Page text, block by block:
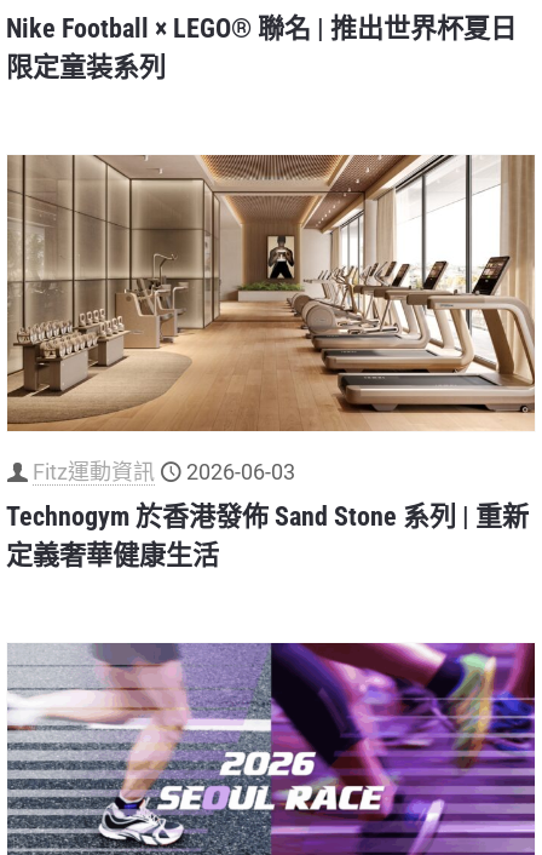
Nike Football × LEGO® 聯名 | 推出世界杯夏日
限定童装系列
Fitz運動資訊 2026-06-03
Technogym 於香港發佈 Sand Stone 系列 | 重新
定義奢華健康生活